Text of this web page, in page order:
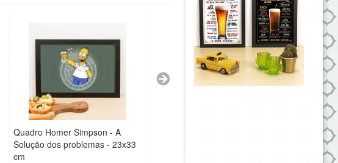
Quadro Homer Simpson - A
Solução dos problemas - 23x33
cm